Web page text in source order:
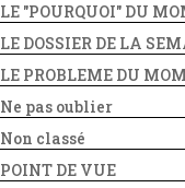
LE "POURQUOI" DU
LE DOSSIER DE LA
LE PROBLEME DU
Ne pas oublier
Non classé
POINT DE VUE